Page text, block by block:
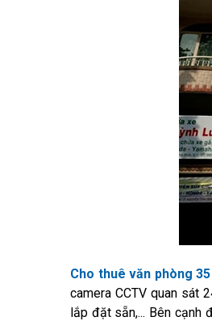
Cho thuê văn phòng
camera CCTV quan sát
lắp đặt sẵn,... Bên cạnh